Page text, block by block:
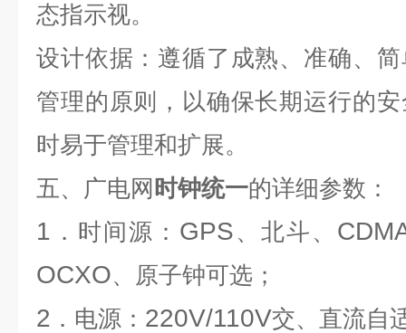
态指示视。
设计依据：遵循了成熟、准确、
管理的原则，以确保长期运行的
时易于管理和扩展。
五、广电网时钟统一的详细参数：
1 ．时间源： GPS 、北斗、
OCXO、原子钟可选；
2 ．电源： 220V/110V交、直流自